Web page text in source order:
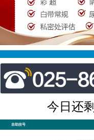
今日还剩
自助挂号